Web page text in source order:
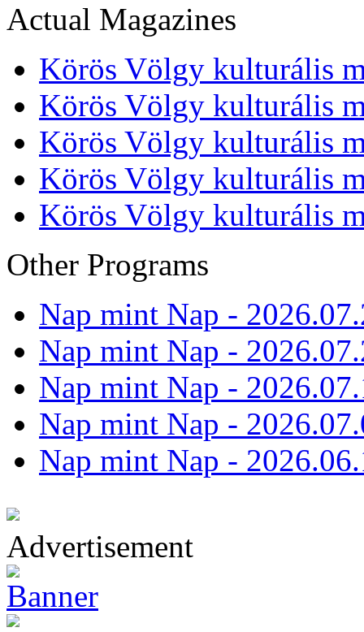
Actual Magazines
Körös Völgy kulturális
Körös Völgy kulturális
Körös Völgy kulturális
Körös Völgy kulturális
Körös Völgy kulturális
Other Programs
Nap mint Nap -
Nap mint Nap -
Nap mint Nap -
Nap mint Nap -
Nap mint Nap -
Advertisement